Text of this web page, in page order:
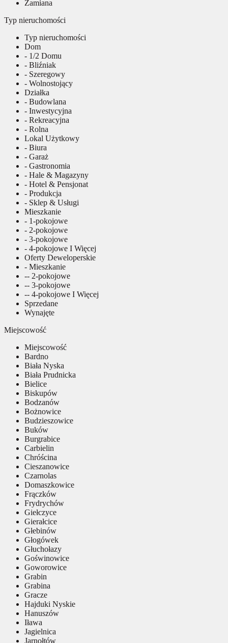
Zamiana
Typ nieruchomości
Typ nieruchomości
Dom
- 1/2 Domu
- Bliźniak
- Szeregowy
- Wolnostojący
Działka
- Budowlana
- Inwestycyjna
- Rekreacyjna
- Rolna
Lokal Użytkowy
- Biura
- Garaż
- Gastronomia
- Hale & Magazyny
- Hotel & Pensjonat
- Produkcja
- Sklep & Usługi
Mieszkanie
- 1-pokojowe
- 2-pokojowe
- 3-pokojowe
- 4-pokojowe I Więcej
Oferty Deweloperskie
- Mieszkanie
-- 2-pokojowe
-- 3-pokojowe
-- 4-pokojowe I Więcej
Sprzedane
Wynajęte
Miejscowość
Miejscowość
Bardno
Biała Nyska
Biała Prudnicka
Bielice
Biskupów
Bodzanów
Bożnowice
Budzieszowice
Buków
Burgrabice
Carbielin
Chróścina
Cieszanowice
Czarnolas
Domaszkowice
Frączków
Frydrychów
Giełczyce
Gierałcice
Głebinów
Głogówek
Głuchołazy
Goświnowice
Goworowice
Grabin
Grabina
Gracze
Hajduki Nyskie
Hanuszów
Iława
Jagielnica
Jarnołtów